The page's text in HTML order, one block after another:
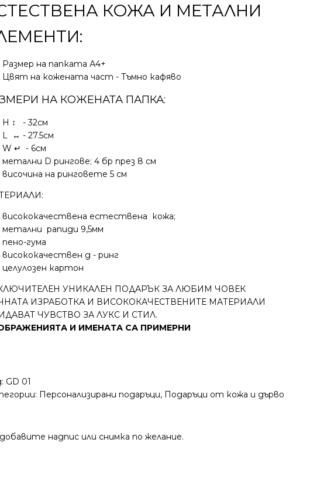
КОЖА И МЕТАЛНИ
Размер на папката А4+
Цвят на кожената част - Тъмно кафяво
НА КОЖЕНАТА ПАПКА:
H ↕️ - 32см
L ↔️ - 27.5см
W ↵ - 6см
метални D рингове; 4 бр през 8 см
височина на ринговете 5 см
висококачествена естествена кожа;
метални рапиди 9,5мм
пено-гума
висококачествен д - ринг
целулозен картон
УНИКАЛЕН ПОДАРЪК ЗА ЛЮБИМ ЧОВЕК
ИЗРАБОТКА И ВИСОКОКАЧЕСТВЕНИТЕ МАТЕРИАЛИ
ЧУВСТВО ЗА ЛУКС И СТИЛ.
И ИМЕНАТА СА ПРИМЕРНИ
GD 01
Персонализирани подаръци, Подаръци от кожа и дърво
надпис или снимка по желание.